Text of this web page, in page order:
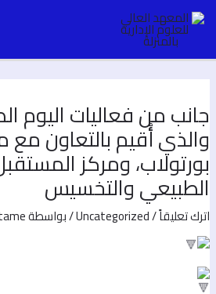
من فعاليات اليوم
أُقيم بالتعاون مع
ومركز
والتخسيس
تعليقاً/
Uncategorized/ بواسطةtame